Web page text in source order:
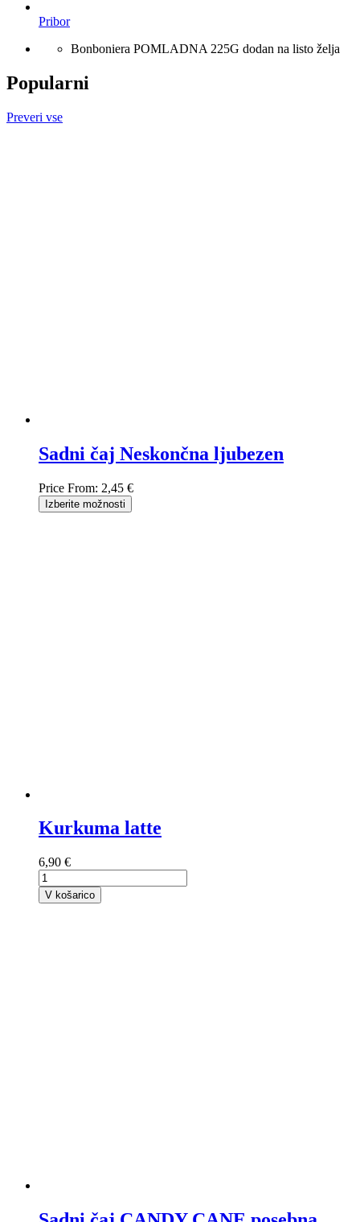
Pribor
Bonboniera POMLADNA 225G dodan na listo želja
Popularni
Preveri vse
Sadni čaj Neskončna ljubezen
Price From: 2,45 €
Izberite možnosti
Kurkuma latte
6,90 €
V košarico